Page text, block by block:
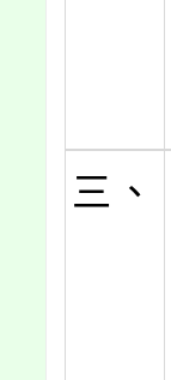
三、